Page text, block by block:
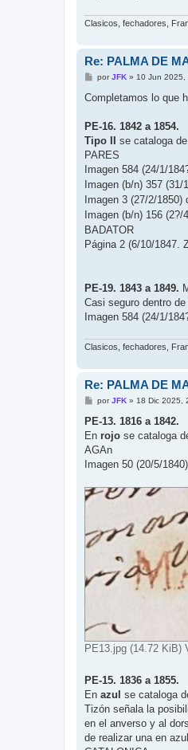
Clasicos, fechadores,
Re: PALMA DE
M
n
j
porJFK» 10 Jun 2025,
Completamos lo que
PE-16. 1842 a 1854.
Tipo II se cataloga
PARES
Imagen 584 (24/1/
Imagen (b/n) 357 (31/
Imagen 3 (27/2/1850)
Imagen (b/n) 156 (2?/
BADATOR
Página 2 (6/10/1847.
PE-19. 1843 a 1849.
Casi seguro dentro
Imagen 584 (24/1/
Clasicos, fechadores,
Re: PALMA DE
M
n
a
j
porJFK» 18 Dic 2025,
PE-13. 1816 a 1842.
En rojo se cataloga
AGAn
Imagen 50 (20/5/
PE13.jpg (14.72 KiB)
PE-15. 1836 a 1855.
En azul se cataloga
Tizón señala la
en el anverso y al
de realizar una en